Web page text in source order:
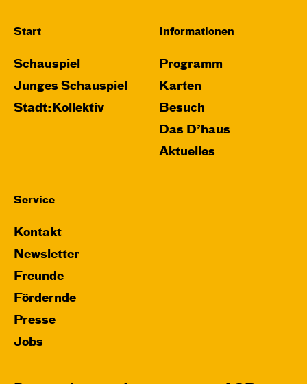
Start
Schauspiel
Junges Schauspiel
Stadt:Kollektiv
Informationen
Programm
Karten
Besuch
Das D’haus
Aktuelles
Service
Kontakt
Newsletter
Freunde
Fördernde
Presse
Jobs